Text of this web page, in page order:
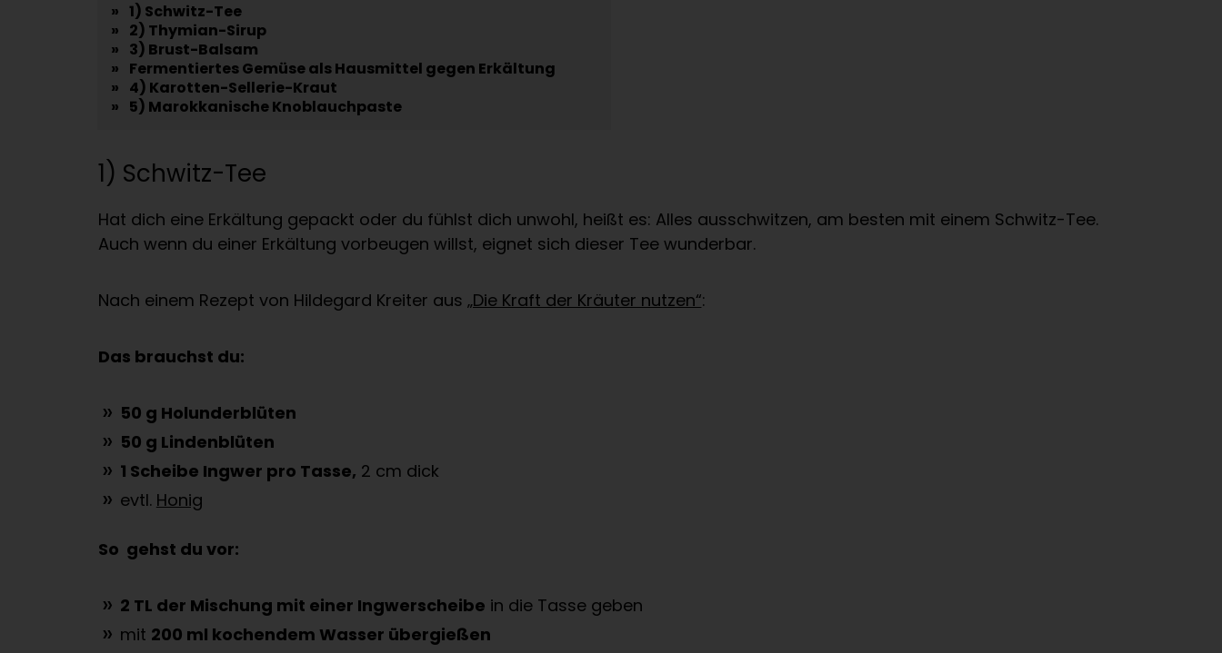
» 1) Schwitz-Tee
» 2) Thymian-Sirup
» 3) Brust-Balsam
» Fermentiertes Gemüse als Hausmittel gegen Erkältung
» 4) Karotten-Sellerie-Kraut
» 5) Marokkanische Knoblauchpaste
1) Schwitz-Tee
Hat dich eine Erkältung gepackt oder du fühlst dich unwohl, heißt es: Alles ausschwitzen, am besten mit einem Schwitz-Tee.
Auch wenn du einer Erkältung vorbeugen willst, eignet sich dieser Tee wunderbar.
Nach einem Rezept von Hildegard Kreiter aus „Die Kraft der Kräuter nutzen“:
Das brauchst du:
50 g Holunderblüten
50 g Lindenblüten
1 Scheibe Ingwer pro Tasse, 2 cm dick
evtl. Honig
So gehst du vor:
2 TL der Mischung mit einer Ingwerscheibe in die Tasse geben
mit 200 ml kochendem Wasser übergießen